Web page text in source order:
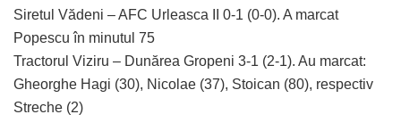
Siretul Vădeni – AFC Urleasca II 0-1 (0-0). A marcat
Popescu în minutul 75
Tractorul Viziru – Dunărea Gropeni 3-1 (2-1). Au marcat:
Gheorghe Hagi (30), Nicolae (37), Stoican (80), respectiv
Streche (2)